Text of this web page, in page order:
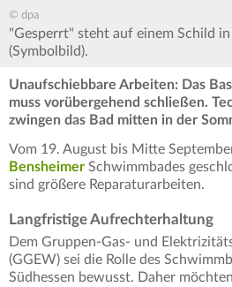
© dpa
"Gesperrt" steht auf einem Schild in
(Symbolbild).
Unaufschiebbare Arbeiten: Das
muss vorübergehend schließen.
zwingen das Bad mitten in der
Vom 19. August bis Mitte
Bensheimer Schwimmbades
sind größere Reparaturarbeiten.
Langfristige Aufrechterhaltung
Dem Gruppen-Gas- und
(GGEW) sei die Rolle des
Südhessen bewusst. Daher